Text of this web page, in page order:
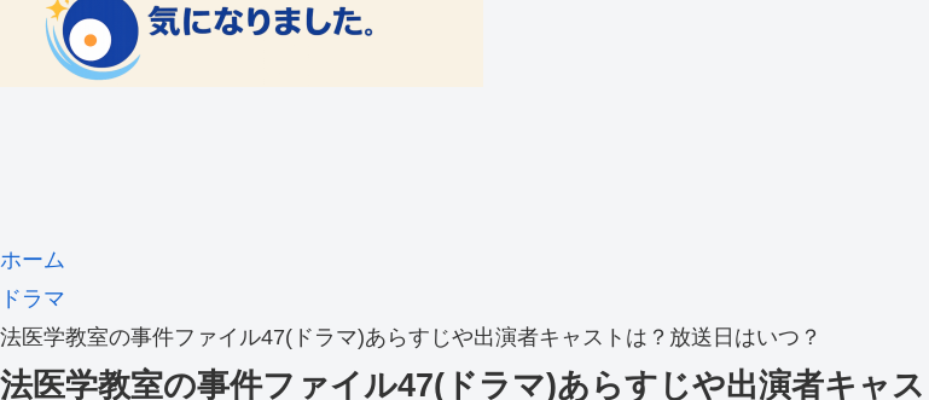
ホーム
ドラマ
法医学教室の事件ファイル47(ドラマ)あらすじや出演者キャストは？放送日はいつ？
法医学教室の事件ファイル47(ドラマ)あらすじや出演者キャ